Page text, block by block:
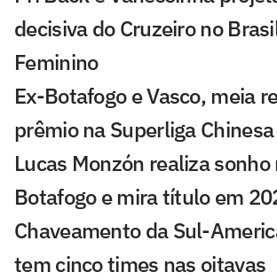
decisiva do Cruzeiro no
Feminino
Ex-Botafogo e Vasco, meia
prêmio na Superliga Chinesa
Lucas Monzón realiza sonho
Botafogo e mira título em
Chaveamento da Sul-
tem cinco times nas oitavas